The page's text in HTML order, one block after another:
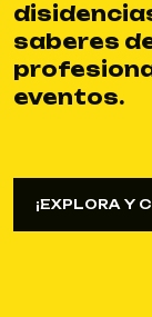
saberes
eventos.
¡EXPLORA Y